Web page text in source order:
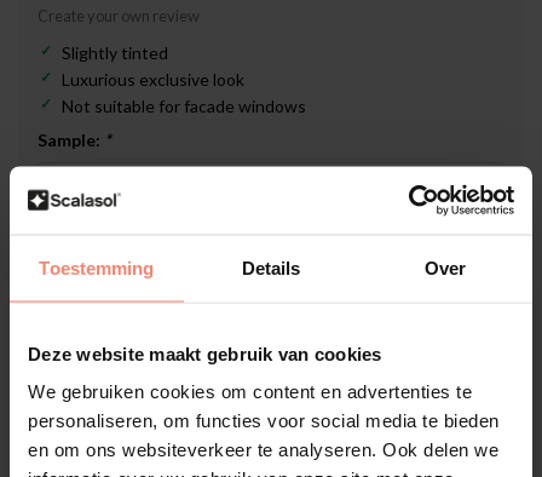
Toestemming Details Over
Deze website maakt gebruik van cookies
We gebruiken cookies om content en advertenties te
personaliseren, om functies voor social media te bieden
en om ons websiteverkeer te analyseren. Ook delen we
Create your own review
Slightly tinted
Luxurious exclusive look
Not suitable for facade windows
Sample: *
€1,19
Add to cart
High quality window film